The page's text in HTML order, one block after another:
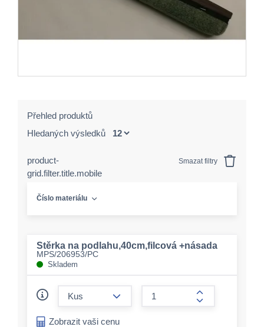
Přehled produktů
Hledaných výsledků
product-
grid.filter.title.mobile
Smazat filtry
Číslo materiálu
Stěrka na podlahu,40cm,filcová +násada
MPS/206953/PC
Skladem
form.increase-
Zobrazit vaši cenu